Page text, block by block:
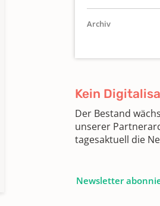
Archiv
Kein
Der Bestand
unserer
tagesaktuell die
Newsletter